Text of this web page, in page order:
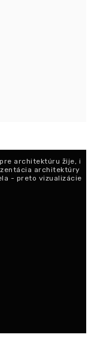
architektúru žije, i
architektúry
- preto vizualizácie